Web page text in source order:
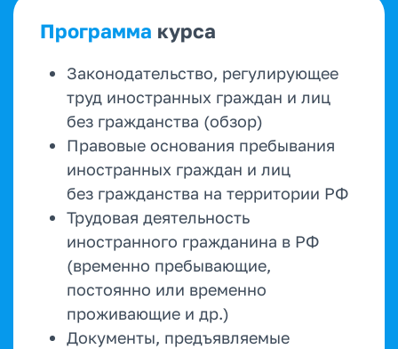
Программа курса
Законодательство, регулирующее
труд иностранных граждан и лиц
без гражданства (обзор)
Правовые основания пребывания
иностранных граждан и лиц
без гражданства на территории РФ
Трудовая деятельность
иностранного гражданина в РФ
(временно пребывающие,
постоянно или временно
проживающие и др.)
Документы, предъявляемые